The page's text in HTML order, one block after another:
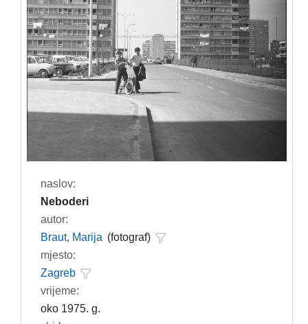
naslov:
Neboderi
autor:
Braut, Marija (fotograf)
mjesto:
Zagreb
vrijeme:
oko 1975. g.